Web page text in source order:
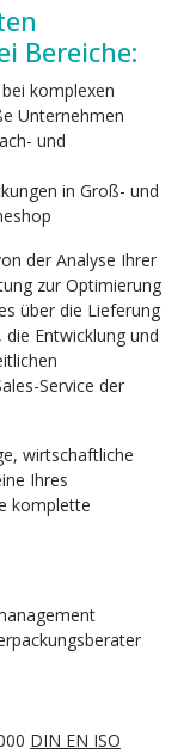
Bereiche:
komplexen
Unternehmen
und
in Groß- und
der Analyse Ihrer
zur Optimierung
über die Lieferung
Entwicklung und
Service der
wirtschaftliche
Ihres
komplette
DIN EN ISO